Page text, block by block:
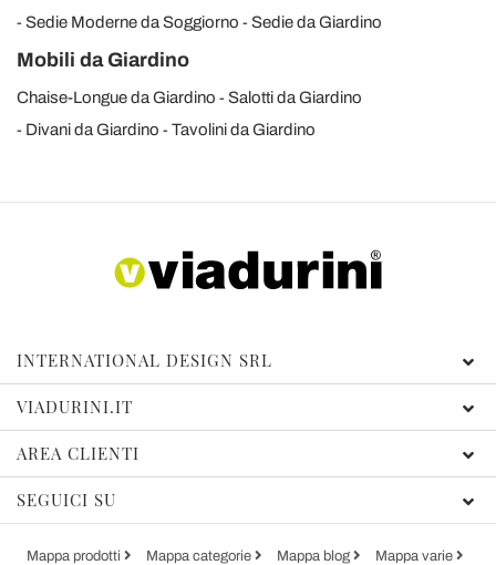
Sedie Moderne da Soggiorno
Sedie da Giardino
Mobili da Giardino
Chaise-Longue da Giardino
Salotti da Giardino
Divani da Giardino
Tavolini da Giardino
INTERNATIONAL DESIGN SRL
VIADURINI.IT
AREA CLIENTI
SEGUICI SU
Mappa prodotti Mappa categorie Mappa blog Mappa varie